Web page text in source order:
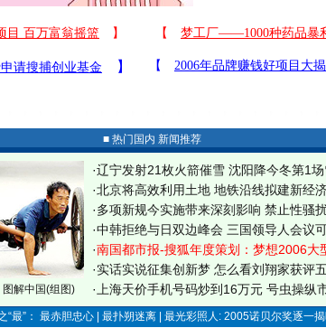
■ 热门国内 新闻推荐
图解中国(组图)
·辽宁发射21枚火箭催雪 沈阳降今冬第1
·北京将高效利用土地 地铁沿线拟建新经
·多项新规今实施带来深刻影响 禁止性骚
·中韩拒绝与日双边峰会 三国领导人会议
·南国都市报-搜狐年度策划：梦想2006大
·实话实说征集创新梦 怎么看刘翔家获评
· 上海天价手机号码炒到16万元 号虫操纵
“最”： 最赤胆忠心 | 最扑朔迷离 | 最光彩照人: 2005诺贝尔奖逐一